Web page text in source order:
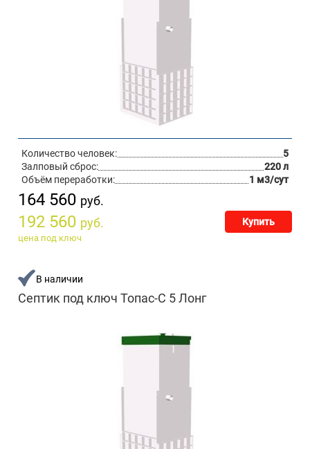
Количество человек:
5
Залповый сброс:
220 л
Объём переработки:
1 м3/сут
164 560 руб.
192 560 руб. Купить
цена под ключ
В наличии
Септик под ключ Топас-С 5 Лонг